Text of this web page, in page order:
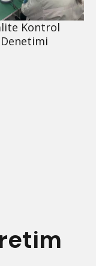
Kontrol
Denetimi